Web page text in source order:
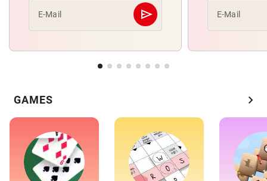
E-Mail send
Abschicken E-Mail
GAMES chevron_right